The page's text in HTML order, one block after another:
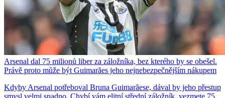
Arsenal dal 75 milionů liber za záložníka, bez kterého by se obešel.
Právě proto může být Guimarães jeho nejnebezpečnějším nákupem
Kdyby Arsenal potřeboval Bruna Guimarãese, dával by jeho přestup